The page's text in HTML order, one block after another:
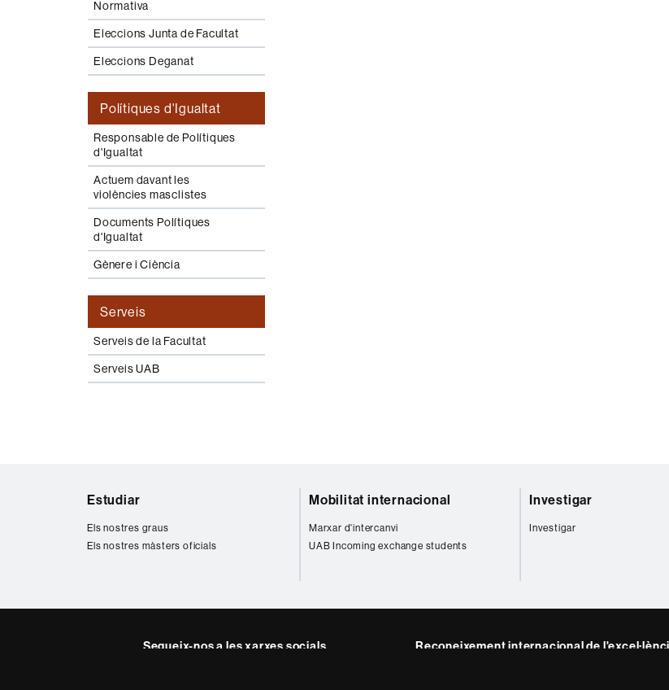
Normativa
Eleccions Junta de Facultat
Eleccions Deganat
Polítiques d'Igualtat
Responsable de Polítiques
d'Igualtat
Actuem davant les
violències masclistes
Documents Polítiques
d'Igualtat
Gènere i Ciència
Serveis
Serveis de la Facultat
Serveis UAB
Estudiar
Els nostres graus
Els nostres màsters oficials
Mobilitat internacional
Marxar d'intercanvi
UAB Incoming exchange students
Investigar
Investigar
Segueix-nos a les xarxes socials Reconeixement internacional de